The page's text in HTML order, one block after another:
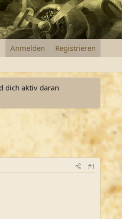
Anmelden Registrieren
dich aktiv daran
#1